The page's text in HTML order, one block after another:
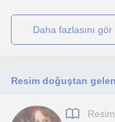
daha fazlasını gör
Resim